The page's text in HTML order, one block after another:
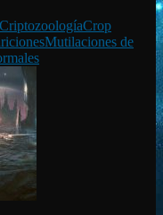
CriptozoologíaCrop
Mutilaciones de